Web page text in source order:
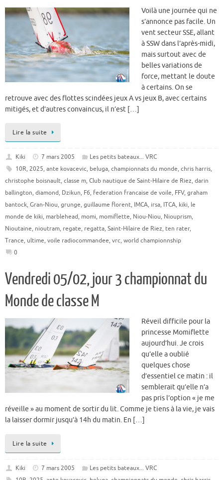
Voilà une journée qui ne
s’annonce pas facile. Un
vent secteur SSE, allant
à SSW dans l’après-midi,
mais surtout avec de
belles variations de
force, mettant le doute
à certains. On se
retrouve avec des flottes scindées jeux A vs jeux B, avec certains
mitigés, et d’autres convaincus, il n’est […]
Lire la suite
Kiki 7 mars 2005
Les petits bateaux... VRC
10R, 2025, ante kovacevic, beluga, championnats du monde, chris harris,
christophe boisnault, classe m, Club nautique de Saint-Hilaire de Riez, darin
ballington, diamond, Dzikun, F6, federation francaise de voile, FFV, graham
bantock, Gran-Niou, grunge, guillaume florent, IMCA, irsa, ITCA, kiki, le
monde de kiki, marblehead, momi, momiflette, Niou-Niou, Niouprism,
Nioutaine, nioutram, regate, regatta, Saint-Hilaire de Riez, ten rater,
Trance, ultime, voile radiocommandee, vrc, world championnship
0
Vendredi 05/02, jour 3 championnat du
Monde de classe M
Réveil difficile pour la
princesse Momiflette
aujourd’hui. Je crois
qu’elle a oublié
quelques chose
d’essentiel ce matin : il
semblerait qu’elle n’a
pas pris l’option « je me
réveille » au moment de sortir du lit. Comme je tiens à la vie, je vais
la laisser dormir jusqu’à 14h du matin. En […]
Lire la suite
Kiki 7 mars 2005
Les petits bateaux... VRC